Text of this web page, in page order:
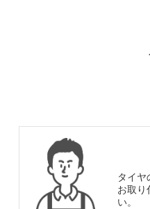
タイヤ
お取り
い。